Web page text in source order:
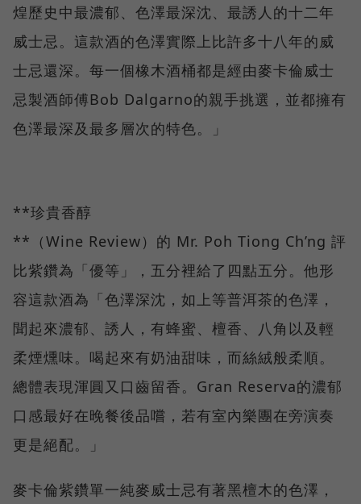
煌歷史中最濃郁、色澤最深沈、最誘人的十二年
威士忌。這款酒的色澤實際上比許多十八年的威
士忌還深。每一個橡木酒桶都是經由麥卡倫威士
忌製酒師傅Bob Dalgarno的親手挑選，並都擁有
色澤最深及最多層次的特色。」
**珍貴香醇
**（Wine Review）的 Mr. Poh Tiong Ch’ng 評
比紫鑽為「優等」，五分裡給了四點五分。他形
容這款酒為「色澤深沈，如上等普洱茶的色澤，
聞起來濃郁、誘人，有蜂蜜、檀香、八角以及輕
柔煙燻味。喝起來有奶油甜味，而絲絨般柔順。
總體表現渾圓又口齒留香。Gran Reserva的濃郁
口感最好在晚餐後品嚐，若有室內樂團在旁演奏
更是絕配。」
麥卡倫紫鑽單一純麥威士忌有著黑檀木的色澤，